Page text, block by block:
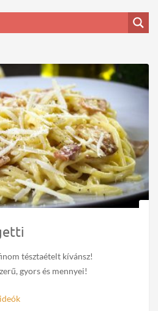
tésztaételt kívánsz!
gyors és mennyei!